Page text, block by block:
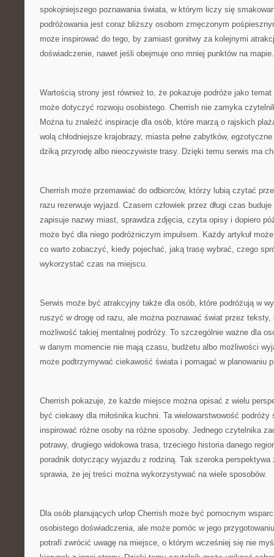
spokojniejszego poznawania świata, w którym liczy się
podróżowania jest coraz bliższy osobom zmęczonym
może inspirować do tego, by zamiast gonitwy za kolejnymi
doświadczenie, nawet jeśli obejmuje ono mniej punktów na mapie.
Wartością strony jest również to, że pokazuje podróże jako
może dotyczyć rozwoju osobistego. Cherrish nie zamyka
Można tu znaleźć inspiracje dla osób, które marzą o rajskich
wolą chłodniejsze krajobrazy, miasta pełne zabytków,
dziką przyrodę albo nieoczywiste trasy. Dzięki temu serwis ma
Cherrish może przemawiać do odbiorców, którzy lubią czytać
razu rezerwuje wyjazd. Czasem człowiek przez długi czas buduje
zapisuje nazwy miast, sprawdza zdjęcia, czyta opisy i dopiero
może być dla niego podróżniczym impulsem. Każdy artykuł
co warto zobaczyć, kiedy pojechać, jaką trasę wybrać, czego
wykorzystać czas na miejscu.
Serwis może być atrakcyjny także dla osób, które podróżują w
ruszyć w drogę od razu, ale można poznawać świat przez
możliwość takiej mentalnej podróży. To szczególnie ważne dla
w danym momencie nie mają czasu, budżetu albo możliwości
może podtrzymywać ciekawość świata i pomagać w planowaniu
Cherrish pokazuje, że każde miejsce można opisać z wielu
być ciekawy dla miłośnika kuchni. Ta wielowarstwowość
inspirować różne osoby na różne sposoby. Jednego czytelnika
potrawy, drugiego widokowa trasa, trzeciego historia danego
poradnik dotyczący wyjazdu z rodziną. Tak szeroka
sprawia, że jej treści można wykorzystywać na wiele sposobów.
Dla osób planujących urlop Cherrish może być pomocnym
osobistego doświadczenia, ale może pomóc w jego
potrafi zwrócić uwagę na miejsce, o którym wcześniej się nie